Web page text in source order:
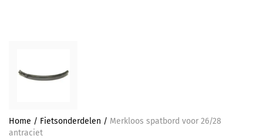
Home / Fietsonderdelen / Merkloos spatbord voor 26/28
antraciet